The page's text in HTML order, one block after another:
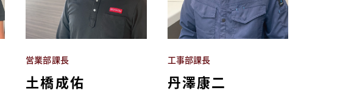
営業部課長
土橋成佑
工事部課長
丹澤康二